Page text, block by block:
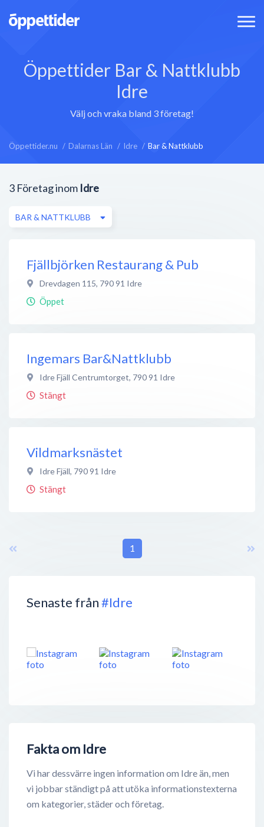
Öppettider Bar & Nattklubb
Idre
Välj och vraka bland 3 företag!
Öppettider.nu Dalarnas Län Idre Bar & Nattklubb
Senaste från#Idre
Fakta om Idre
Vi har dessvärre ingen information om Idre än, men
vi jobbar ständigt på att utöka informationstexterna
om kategorier, städer och företag.
3 Företag inom Idre
BAR & NATTKLUBB
Fjällbjörken Restaurang & Pub
Drevdagen 115, 790 91 Idre
Öppet
Ingemars Bar&Nattklubb
Idre Fjäll Centrumtorget, 790 91 Idre
Stängt
Vildmarksnästet
Idre Fjäll, 790 91 Idre
Stängt
1